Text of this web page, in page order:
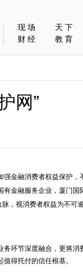
现场
天下
财经
教育
网”
金融消费者权益保护
金融服务企业，厦门国
，视消费者权益为不可
环节深度融合，更将
得托付的信任根基。